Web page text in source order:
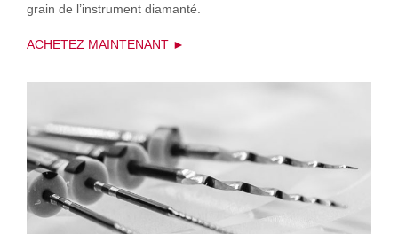
grain de l’instrument diamanté.
ACHETEZ MAINTENANT ►